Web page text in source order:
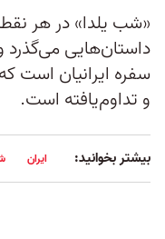
«شب یلدا» در هر
داستان‌هایی می‌گذرد
سفره ایرانیان است
و تداوم‌یافته است.
بیشتر بخوانید: ایران